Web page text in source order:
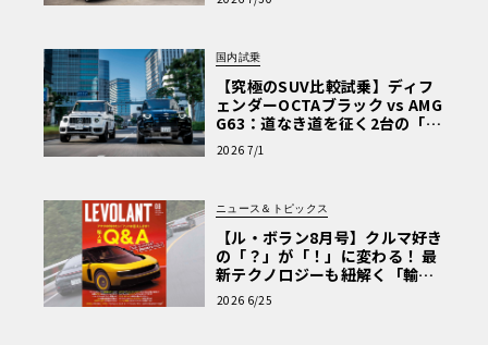
を選ぶ理由〈PR〉
国内試乗
【究極のSUV比較試乗】ディフ
ェンダーOCTAブラック vs AMG
G63：道なき道を征く2台の「対
極的アプローチ」
2026 7/1
ニュース＆トピックス
【ル・ボラン8月号】クルマ好き
の「？」が「！」に変わる！ 最
新テクノロジーも紐解く「輸入
車Q&A」
2026 6/25